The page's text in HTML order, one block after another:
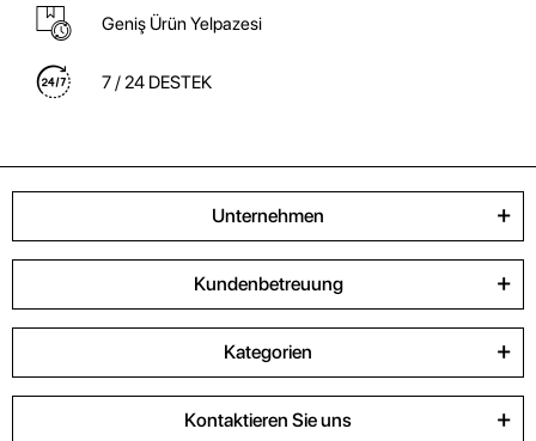
Geniş Ürün Yelpazesi
7 / 24 DESTEK
Unternehmen
Kundenbetreuung
Kategorien
Kontaktieren Sie uns